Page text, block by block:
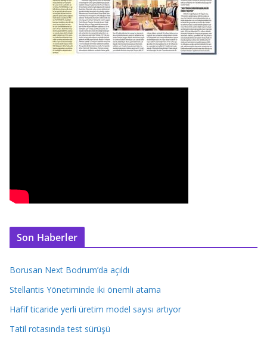
Son Haberler
Borusan Next Bodrum’da açıldı
Stellantis Yönetiminde iki önemli atama
Hafif ticaride yerli üretim model sayısı artıyor
Tatil rotasında test sürüşü